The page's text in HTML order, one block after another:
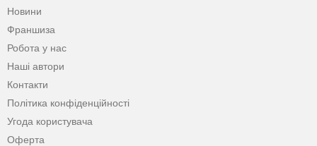
Новини
Франшиза
Робота у нас
Наші автори
Контакти
Політика конфіденційності
Угода користувача
Оферта